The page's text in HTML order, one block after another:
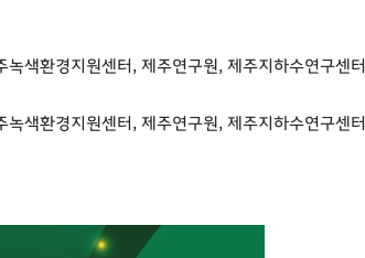
색환경지원센터, 제주연구원, 제주지하수연구센터
색환경지원센터, 제주연구원, 제주지하수연구센터